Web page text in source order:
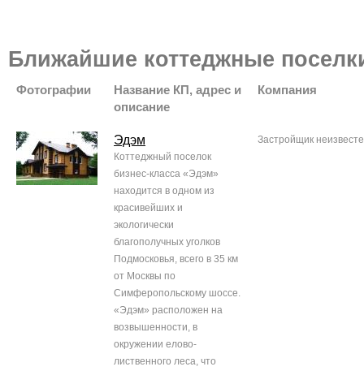
Ближайшие коттеджные
Фотографии
Название КП, адрес и
описание
Компания
Эдэм
Коттеджный поселок
бизнес-класса «Эдэм»
находится в одном из
красивейших и
экологически
благополучных уголков
Подмосковья, всего в 35 км
от Москвы по
Симферопольскому шоссе.
«Эдэм» расположен на
возвышенности, в
окружении елово-
лиственного леса, что
Застройщик